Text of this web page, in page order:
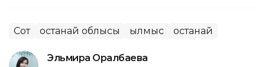
Сот Қостанай облысы Қылмыс Қостанай
Эльмира Оралбаева